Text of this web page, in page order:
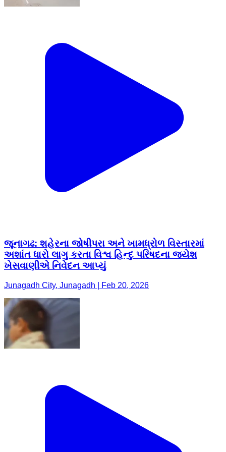
જૂનાગઢ: શહેરના જોષીપરા અને ખામધ્રોળ વિસ્તારમાં
અશાંત ધારો લાગુ કરતા વિશ્વ હિન્દુ પરિષદના જયેશ
ખેસવાણીએ નિવેદન આપ્યું
Junagadh City, Junagadh | Feb 20, 2026